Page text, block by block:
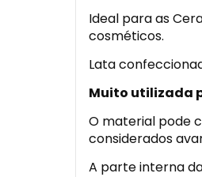
Ideal para as
cosméticos.
Lata
Muito utilizada
O material pode
considerados
A parte interna